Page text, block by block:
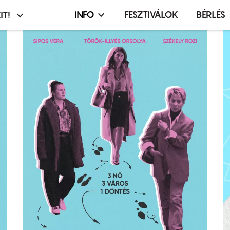
Infó,
esemény,
terembérlés
menü
INFO FESZTIVÁLOK BÉRLÉS